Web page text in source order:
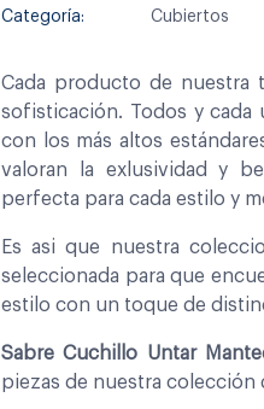
Categoría: Cubiertos
Cada producto de nuestra
sofisticación. Todos y
con los más altos
valoran la exlusividad y
perfecta para cada estilo y
Es asi que nuestra
seleccionada para que
estilo con un toque de
Sabre Cuchillo Untar
piezas de nuestra colección